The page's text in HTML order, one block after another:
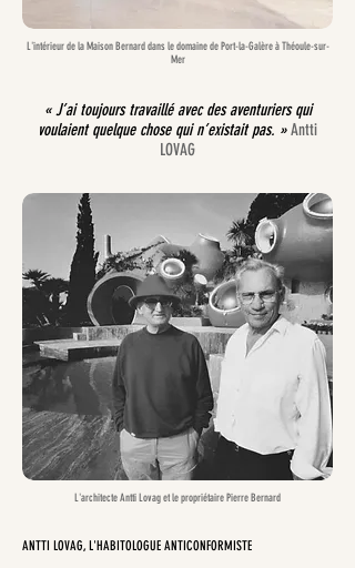
L'intérieur de la Maison Bernard dans le domaine de Port-la-Galère à Théoule-sur-
Mer
« J’ai toujours travaillé avec des aventuriers qui
voulaient quelque chose qui n’existait pas. » Antti
LOVAG
L'architecte Antti Lovag et le propriétaire Pierre Bernard
ANTTI LOVAG, L'HABITOLOGUE ANTICONFORMISTE